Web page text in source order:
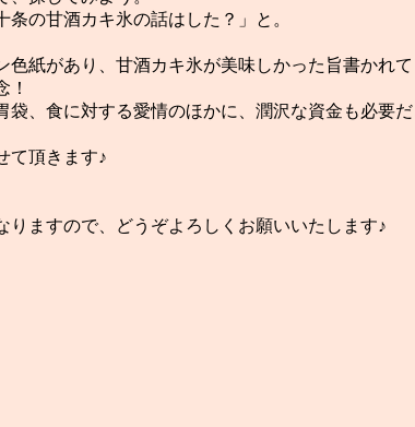
の甘酒カキ氷の話はした？」と。
紙があり、甘酒カキ氷が美味しかった旨書かれて
！
、食に対する愛情のほかに、潤沢な資金も必要だ
て頂きます♪
ますので、どうぞよろしくお願いいたします♪